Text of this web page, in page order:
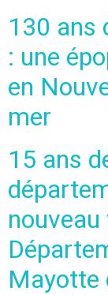
130 ans
: une
en
mer
15 ans
Mayotte